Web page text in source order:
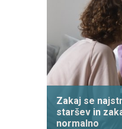
Zakaj se
staršev in
normalno